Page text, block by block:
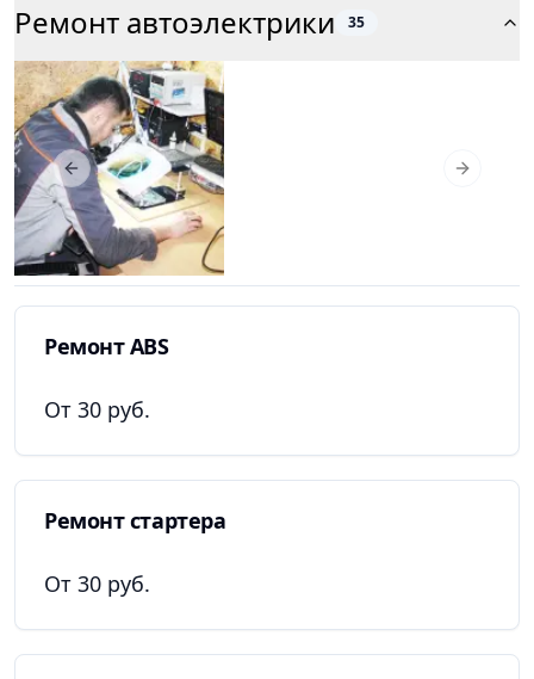
Ремонт автоэлектрики 35
Previous slide Next
Ремонт ABS
От 30 руб.
Ремонт стартера
От 30 руб.